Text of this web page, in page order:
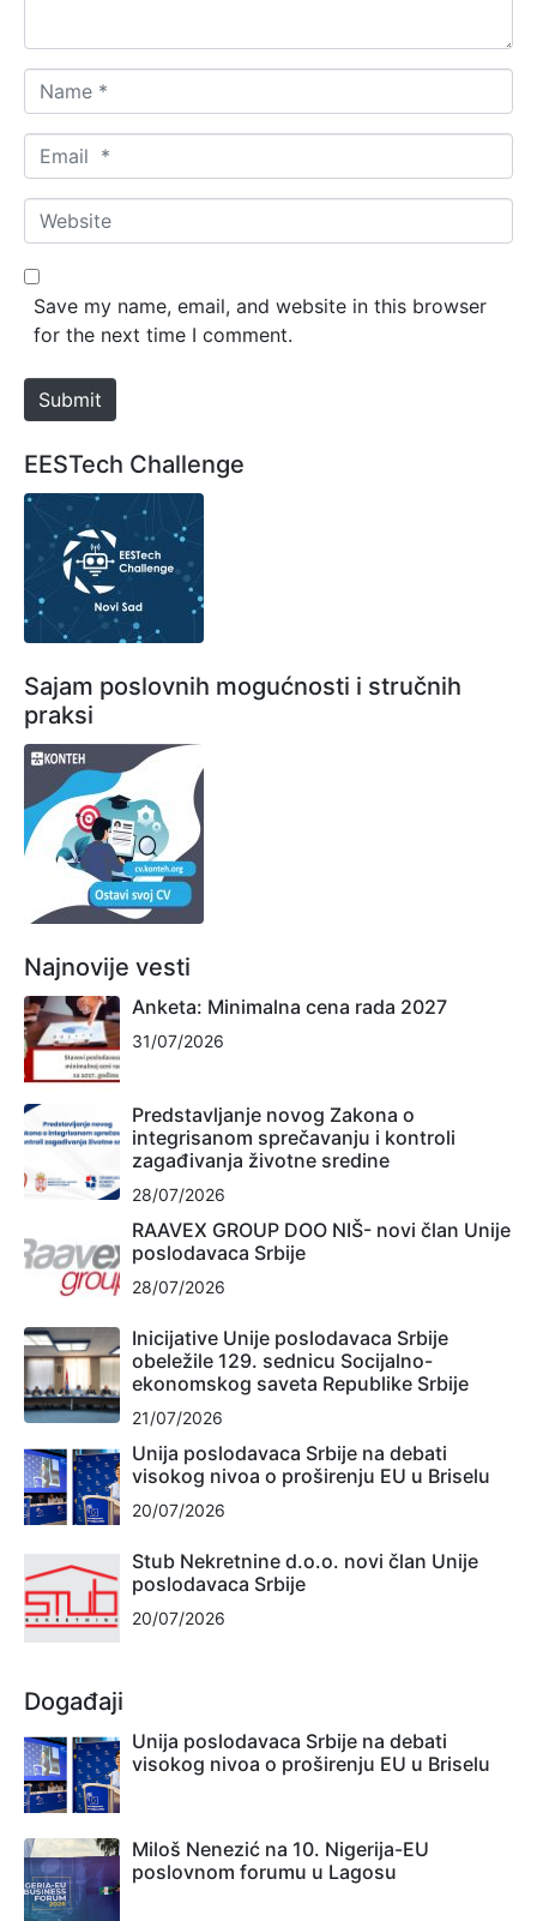
a
m
*
m
a
*
W
e
b
e
Save my name, email, and website in this browser
for the next time I comment.
Submit
EESTech Challenge
Sajam poslovnih mogućnosti i stručnih
praksi
Najnovije vesti
Anketa: Minimalna cena rada 2027
31/07/2026
Predstavljanje novog Zakona o
integrisanom sprečavanju i kontroli
zagađivanja životne sredine
28/07/2026
RAAVEX GROUP DOO NIŠ- novi član Unije
poslodavaca Srbije
28/07/2026
Inicijative Unije poslodavaca Srbije
obeležile 129. sednicu Socijalno-
ekonomskog saveta Republike Srbije
21/07/2026
Unija poslodavaca Srbije na debati
visokog nivoa o proširenju EU u Briselu
20/07/2026
Stub Nekretnine d.o.o. novi član Unije
poslodavaca Srbije
20/07/2026
Događaji
Unija poslodavaca Srbije na debati
visokog nivoa o proširenju EU u Briselu
Miloš Nenezić na 10. Nigerija-EU
poslovnom forumu u Lagosu